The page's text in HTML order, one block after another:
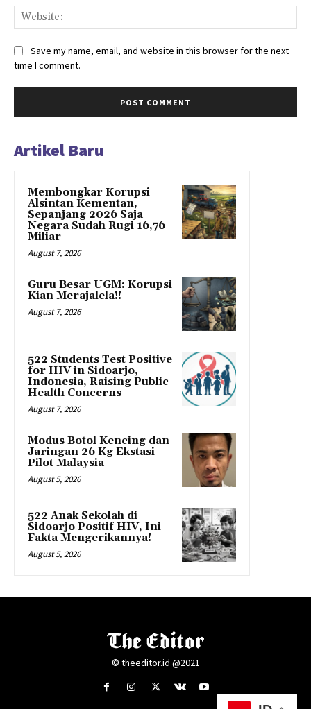
Save my name, email, and website in this browser for the next
time I comment.
Artikel Baru
Membongkar Korupsi
Alsintan Kementan,
Sepanjang 2026 Saja
Negara Sudah Rugi 16,76
Miliar
August 7, 2026
Guru Besar UGM: Korupsi
Kian Merajalela!!
August 7, 2026
522 Students Test Positive
for HIV in Sidoarjo,
Indonesia, Raising Public
Health Concerns
August 7, 2026
Modus Botol Kencing dan
Jaringan 26 Kg Ekstasi
Pilot Malaysia
August 5, 2026
522 Anak Sekolah di
Sidoarjo Positif HIV, Ini
Fakta Mengerikannya!
August 5, 2026
© theeditor.id @2021